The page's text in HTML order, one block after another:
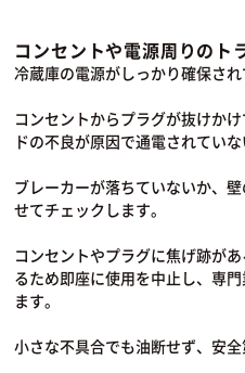
コンセントや電源周りのト
冷蔵庫の電源がしっかり確保され
コンセントからプラグが抜けか
ドの不良が原因で通電されていな
ブレーカーが落ちていないか、
せてチェックします。
コンセントやプラグに焦げ跡が
るため即座に使用を中止し、専
ます。
小さな不具合でも油断せず、安全